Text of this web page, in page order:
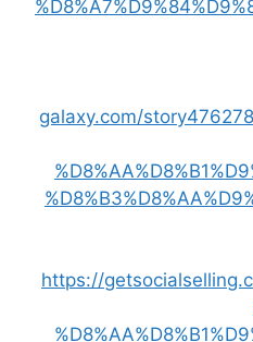
galaxy.com/
https://